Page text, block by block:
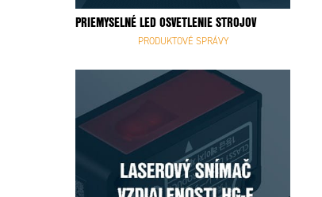
PRIEMYSELNÉ LED OSVETLENIE STROJOV
PRODUKTOVÉ SPRÁVY